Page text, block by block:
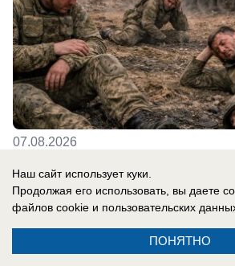
07.08.2026
В России
«Там, где бьют москаля,
оказывает помощь»:
сделал агрессивное
Наш сайт использует куки.
Продолжая его использовать, вы даете
файлов cookie и пользовательских
ПОНЯТНО